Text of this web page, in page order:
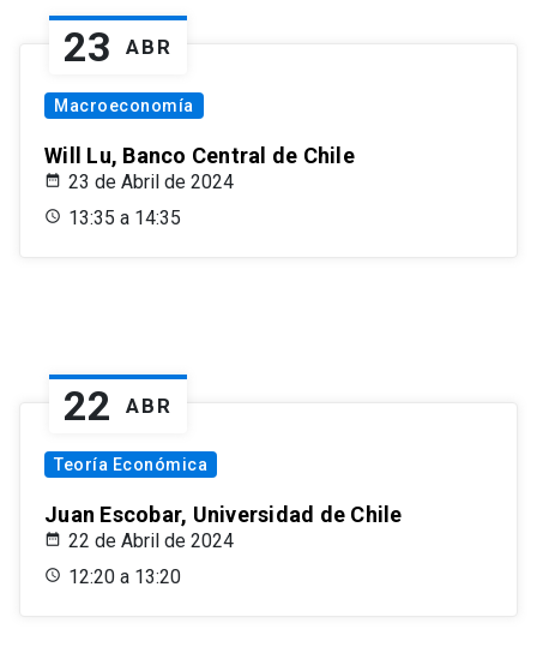
23 ABR
Macroeconomía
Will Lu, Banco Central de Chile
23 de Abril de 2024
13:35 a 14:35
22 ABR
Teoría Económica
Juan Escobar, Universidad de Chile
22 de Abril de 2024
12:20 a 13:20